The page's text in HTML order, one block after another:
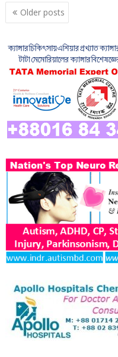
Posts
navigation
Older posts